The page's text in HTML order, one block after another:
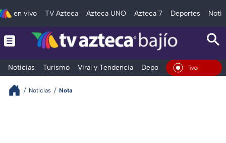
en vivo TV Azteca Azteca UNO Azteca 7 Deportes
Noticias Turismo Viral y Tendencia Deportes Espectáculos
En Vivo
Noticias Nota